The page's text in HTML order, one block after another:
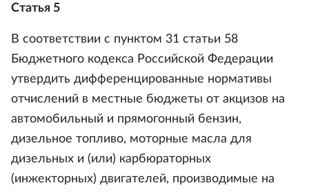
Статья 5
В соответствии с пунктом 31 статьи 58
Бюджетного кодекса Российской Федерации
утвердить дифференцированные нормативы
отчислений в местные бюджеты от акцизов на
автомобильный и прямогонный бензин,
дизельное топливо, моторные масла для
дизельных и (или) карбюраторных
(инжекторных) двигателей, производимые на